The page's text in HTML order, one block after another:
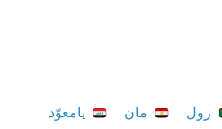
زول مان يامعوّد